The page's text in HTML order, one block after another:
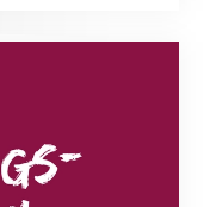
2026